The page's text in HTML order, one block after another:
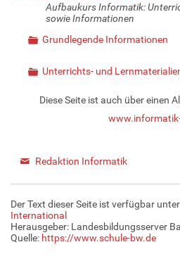
Aufbaukurs Informatik:
sowie Informationen
Grundlegende Informationen
Unterrichts- und
Diese Seite ist auch über einen
Redaktion Informatik
Der Text dieser Seite ist verfügbar
International
Herausgeber: Landesbildungsserver
Quelle: https://www.schule-bw.de